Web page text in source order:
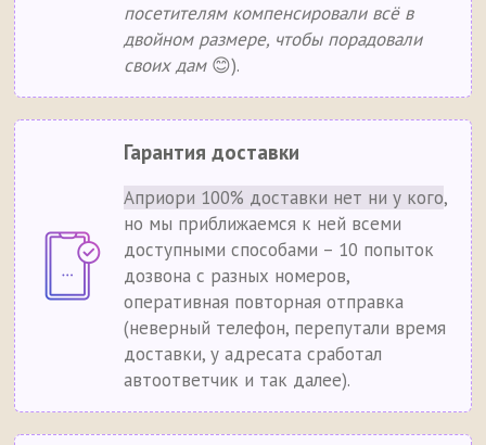
посетителям компенсировали всё в
двойном размере, чтобы порадовали
своих дам😊).
Гарантия доставки
Априори 100% доставки нет ни у кого,
но мы приближаемся к ней всеми
доступными способами – 10 попыток
дозвона с разных номеров,
оперативная повторная отправка
(неверный телефон, перепутали время
доставки, у адресата сработал
автоответчик и так далее).